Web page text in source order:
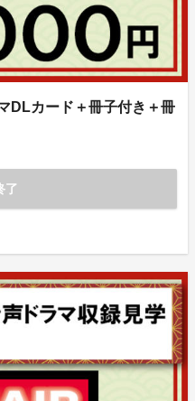
DLカード＋冊子付き＋冊
了